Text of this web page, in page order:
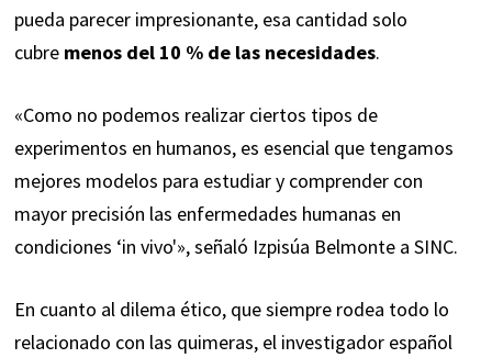
pueda parecer impresionante, esa cantidad solo
cubre menos del 10 % de las necesidades.
«Como no podemos realizar ciertos tipos de
experimentos en humanos, es esencial que tengamos
mejores modelos para estudiar y comprender con
mayor precisión las enfermedades humanas en
condiciones ‘in vivo'», señaló Izpisúa Belmonte a SINC.
En cuanto al dilema ético, que siempre rodea todo lo
relacionado con las quimeras, el investigador español